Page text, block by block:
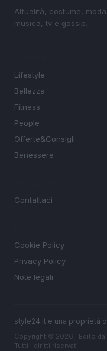
Attualità, costume,
musica, tv e gossip.
Lifestyle
Bellezza
Fitness
People
Offerte&Consigli
Benessere
Contattaci
Cookie Policy
Privacy Policy
Note legali
style24.it è una proprietà
Copyright © 2026 · Edito
Tutti i diritti riservati